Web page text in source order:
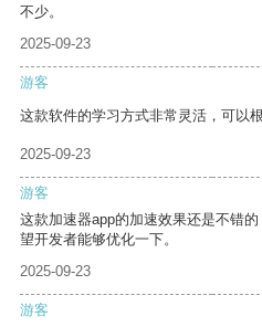
不少。
2025-09-23
游客
这款软件的学习方式非常灵活，可以
2025-09-23
游客
这款加速器app的加速效果还是不错
望开发者能够优化一下。
2025-09-23
游客